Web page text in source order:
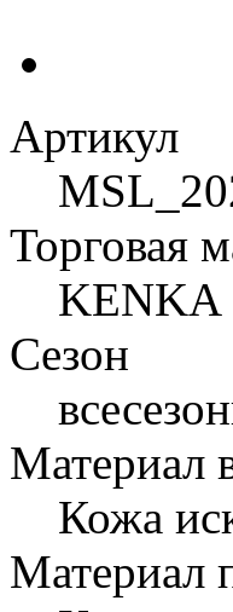
Артикул
Торговая
KENKA
Сезон
Материал
Кожа
Материал